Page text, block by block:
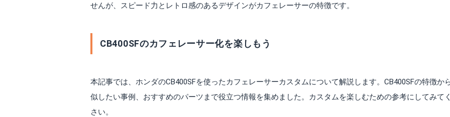
せんが、スピード力とレトロ感のあるデザインがカフェレーサーの特徴です。
CB400SFのカフェレーサー化を楽しもう
本記事では、ホンダのCB400SFを使ったカフェレーサーカスタムについて解説します。CB400SFの特徴か
似したい事例、おすすめのパーツまで役立つ情報を集めました。カスタムを楽しむための参考にしてみて
さい。